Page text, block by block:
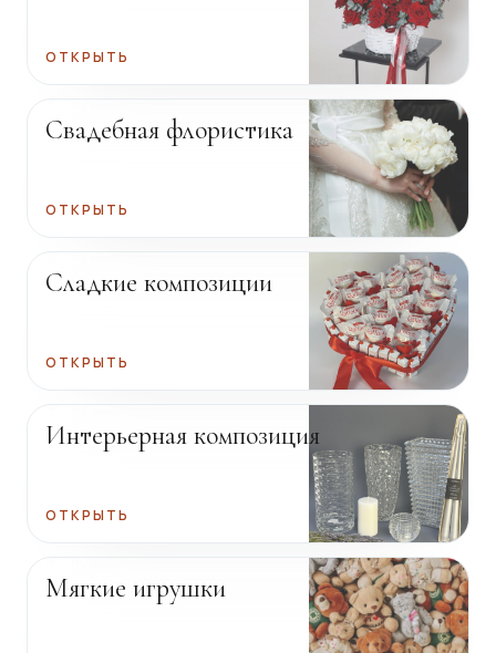
ОТКРЫТЬ
Свадебная флористика
ОТКРЫТЬ
Сладкие композиции
ОТКРЫТЬ
Интерьерная композиция
ОТКРЫТЬ
Мягкие игрушки